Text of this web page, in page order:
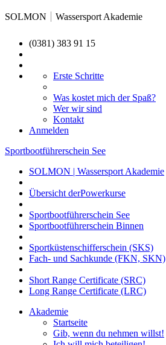
SOLMON Wassersport Akademie
(0381) 383 91 15
Erste Schritte
Was kostet mich der Spaß?
Wer wir sind
Kontakt
Anmelden
Sportbootführerschein See
SOLMON | Wassersport Akademie
Übersicht derPowerkurse
Sportbootführerschein See
Sportbootführerschein Binnen
Sportküstenschifferschein (SKS)
Fach- und Sachkunde (FKN, SKN)
Short Range Certificate (SRC)
Long Range Certificate (LRC)
Akademie
Startseite
Gib, wenn du nehmen willst!